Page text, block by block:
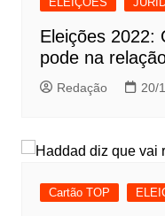
Eleições 2022:
pode na
Redação 20/
Cartão TOP